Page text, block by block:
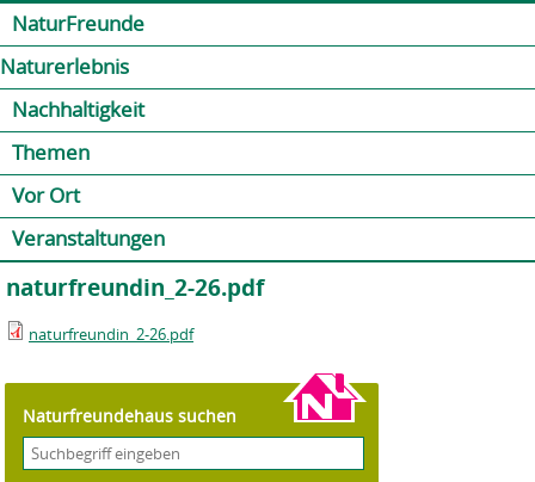
NaturFreunde
Naturerlebnis
Nachhaltigkeit
Themen
Vor Ort
Veranstaltungen
naturfreundin_2-26.pdf
naturfreundin_2-26.pdf
Naturfreundehaus suchen